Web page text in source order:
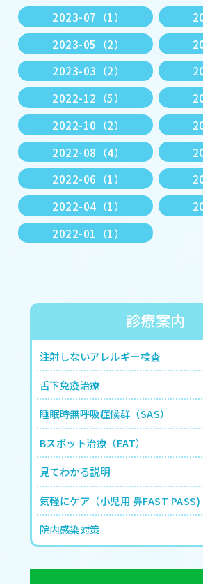
2023-07（1）
2023-05（2）
2023-03（2）
2022-12（5）
2022-10（2）
2022-08（4）
2022-06（1）
2022-04（1）
2022-01（1）
診療案内
注射しないアレルギー検査
舌下免疫治療
睡眠時無呼吸症候群（SAS）
Bスポット治療（EAT）
見てわかる説明
気軽にケア（小児用 鼻FAST PASS)
院内感染対策